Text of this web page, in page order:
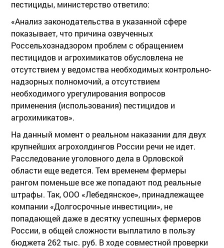
пестициды, министерство ответило:
«Анализ законодательства в указанной сфере
показывает, что причина озвученных
Россельхознадзором проблем с обращением
пестицидов и агрохимикатов обусловлена не
отсутствием у ведомства необходимых контрольно-
надзорных полномочий, а отсутствием
необходимого урегулирования вопросов
применения (использования) пестицидов и
агрохимикатов».
На данный момент о реальном наказании для двух
крупнейших агрохолдингов России речи не идет.
Расследование уголовного дела в Орловской
области еще ведется. Тем временем фермеры
рангом поменьше все же попадают под реальные
штрафы. Так, ООО «Лебедянское», принадлежащее
компании «Долгосрочные инвестиции», не
попадающей даже в десятку успешных фермеров
России, в общей сложности выплатило в пользу
бюджета 262 тыс. руб. В ходе совместной проверки